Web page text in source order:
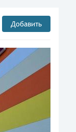
Добавить